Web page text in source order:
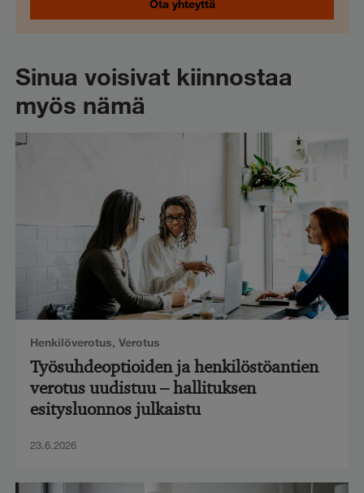
Ota yhteyttä
Sinua voisivat kiinnostaa
myös nämä
Henkilöverotus, Verotus
Työsuhdeoptioiden ja henkilöstöantien
verotus uudistuu – hallituksen
esitysluonnos julkaistu
23.6.2026